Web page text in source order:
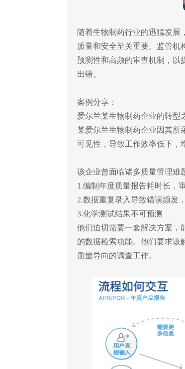
随着生物制药行业的迅猛发展
质量和安全至关重要。监管
预测性和高频的审查机制，以
出错。
案例分享：
爱尔兰某生物制药企业的转型
某爱尔兰生物制药企业因其所
可见性，导致工作效率低下，
该企业曾面临诸多质量管理难
1.编制年度质量报告耗时长，
2.数据重复录入导致错误频发
3.化学测试结果不可预测
他们迫切需要一套解决方案，
的数据检索功能。他们要求该
质量导向的调查工作。